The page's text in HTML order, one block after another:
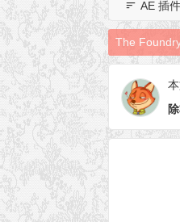
AE 插件
The